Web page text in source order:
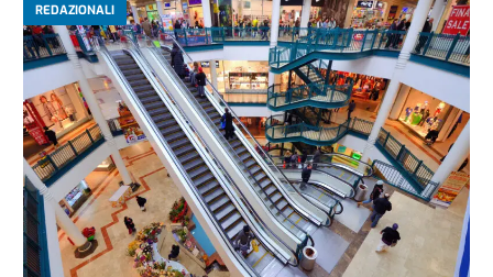
REDAZIONALI